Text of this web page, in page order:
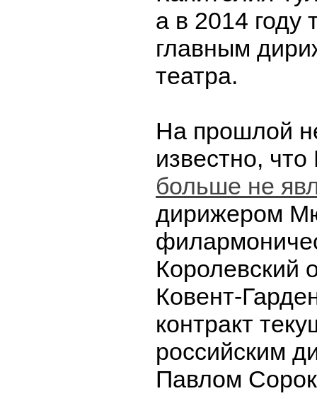
а в 2014 году
главным
театра.
На прошлой
известно,
больше не
дирижером
Королевский
Ковент-
контракт
российским
Павлом